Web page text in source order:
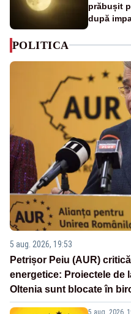
prăbușit
după
POLITICA
5 aug. 2026, 19:53
Petrișor Peiu (AUR)
energetice: Proiectele de
Oltenia sunt blocate în
5 aug. 2026,